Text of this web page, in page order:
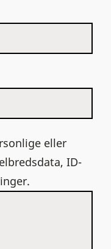
eller
ID-